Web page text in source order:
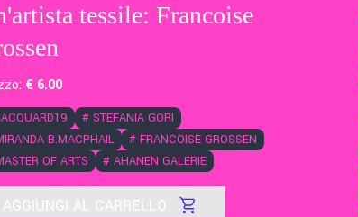
tessile: Francoise
€ 6.00
# STEFANIA GORI
B.MACPHAIL # FRANCOISE GROSSEN
OF ARTS # AHANEN GALERIE
AGGIUNGI AL CARRELLO